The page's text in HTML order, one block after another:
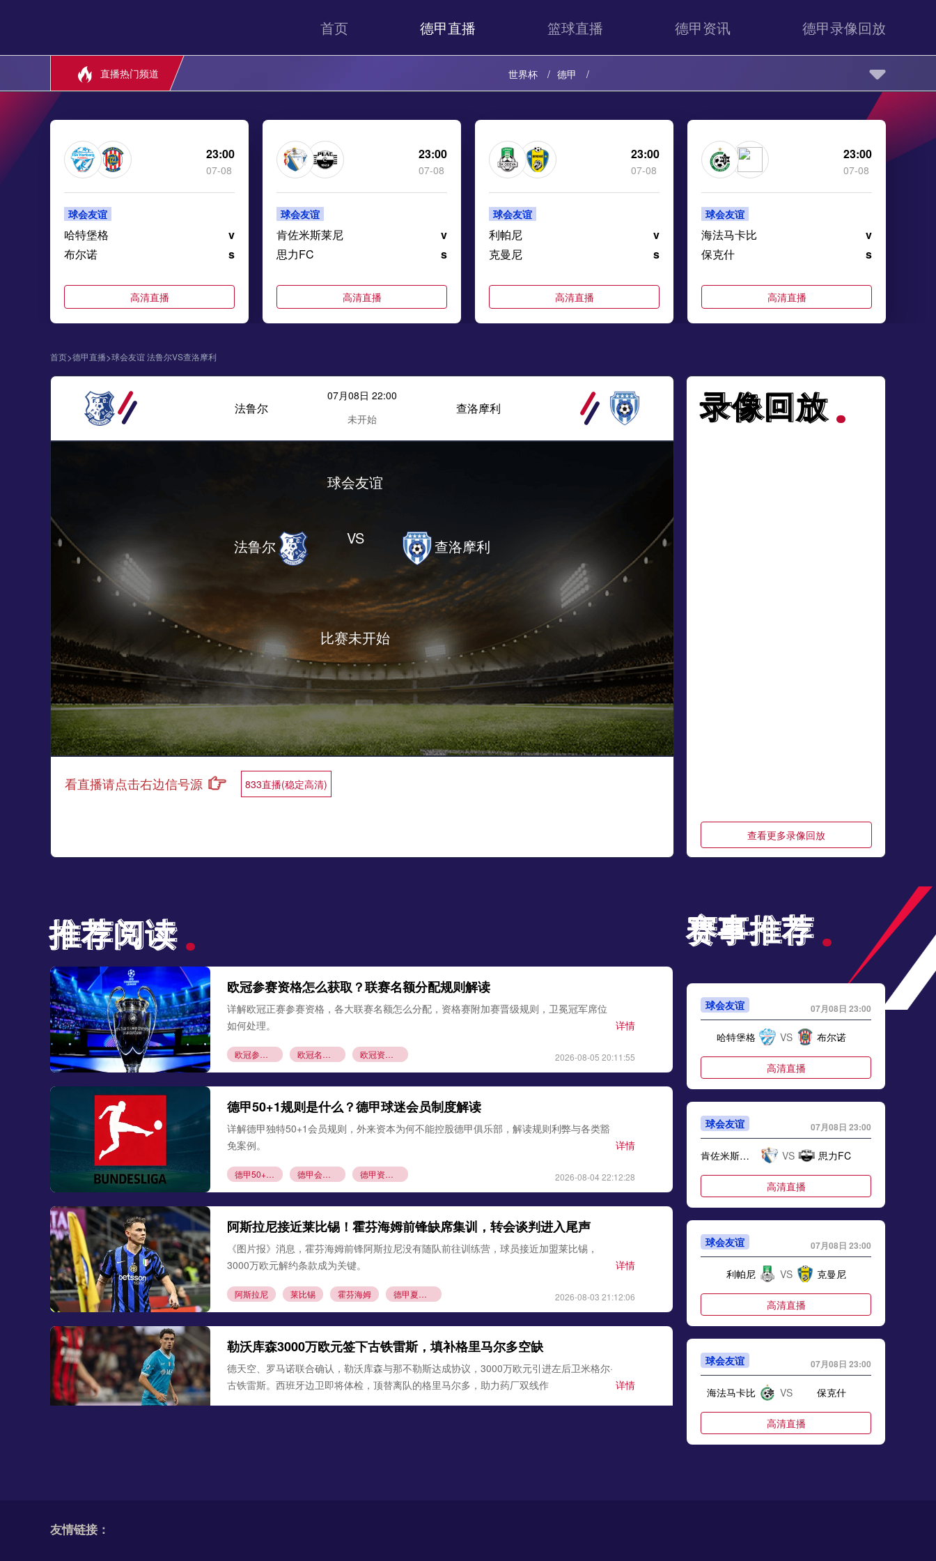
首页 德甲直播 篮球直播 德甲资讯 德甲录像回放
直播热门频道 世界杯 德甲
23:00
07-08
球会友谊
哈特堡格
v
布尔诺
s
高清直播
23:00
07-08
球会友谊
肯佐米斯莱尼
v
思力FC
s
高清直播
23:00
07-08
球会友谊
利帕尼
v
克曼尼
s
高清直播
23:00
07-08
球会友谊
海法马卡比
v
保克什
s
高清直播
首页>德甲直播>球会友谊 法鲁尔VS查洛摩利
法鲁尔
07月08日 22:00
未开始
查洛摩利
法鲁尔
球会友谊
VS
比赛未开始
查洛摩利
看直播请点击右边信号源 833直播(稳定高清)
录像回放
录像回放
查看更多录像回放
推荐阅读
推荐阅读
欧冠参赛资格怎么获取？联赛名额分配规则解读
详解欧冠正赛参赛资格，各大联赛名额怎么分配，资格赛附加赛晋级规则，卫冕冠军席位
如何处理。
详情
欧冠参赛资格 欧冠名额分配 欧冠资格赛规则 2026-08-05 20:11:55
德甲50+1规则是什么？德甲球迷会员制度解读
详解德甲独特50+1会员规则，外来资本为何不能控股德甲俱乐部，解读规则利弊与各类豁
免案例。
详情
德甲50+1规则 德甲会员制 德甲资本规则 2026-08-04 22:12:28
阿斯拉尼接近莱比锡！霍芬海姆前锋缺席集训，转会谈判进入尾声
《图片报》消息，霍芬海姆前锋阿斯拉尼没有随队前往训练营，球员接近加盟莱比锡，
3000万欧元解约条款成为关键。
详情
阿斯拉尼 莱比锡 霍芬海姆 德甲夏窗转会 2026-08-03 21:12:06
勒沃库森3000万欧元签下古铁雷斯，填补格里马尔多空缺
德天空、罗马诺联合确认，勒沃库森与那不勒斯达成协议，3000万欧元引进左后卫米格尔·
古铁雷斯。西班牙边卫即将体检，顶替离队的格里马尔多，助力药厂双线作
详情
赛事推荐
赛事推荐
球会友谊 07月08日 23:00
哈特堡格 VS 布尔诺
高清直播
球会友谊 07月08日 23:00
肯佐米斯莱尼 VS 思力FC
高清直播
球会友谊 07月08日 23:00
利帕尼 VS 克曼尼
高清直播
球会友谊 07月08日 23:00
海法马卡比 VS 保克什
高清直播
友情链接：